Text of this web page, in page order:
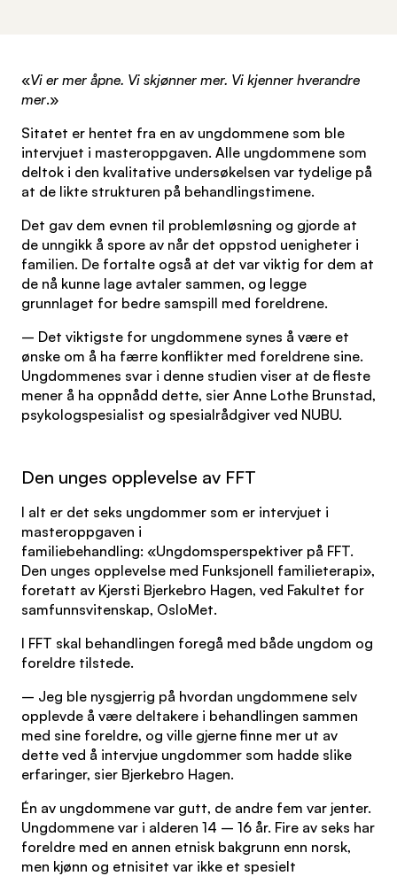
«Vi er mer åpne. Vi skjønner mer. Vi kjenner hverandre
mer.»
Sitatet er hentet fra en av ungdommene som ble
intervjuet i masteroppgaven. Alle ungdommene som
deltok i den kvalitative undersøkelsen var tydelige på
at de likte strukturen på behandlingstimene.
Det gav dem evnen til problemløsning og gjorde at
de unngikk å spore av når det oppstod uenigheter i
familien. De fortalte også at det var viktig for dem at
de nå kunne lage avtaler sammen, og legge
grunnlaget for bedre samspill med foreldrene.
– Det viktigste for ungdommene synes å være et
ønske om å ha færre konflikter med foreldrene sine.
Ungdommenes svar i denne studien viser at de fleste
mener å ha oppnådd dette, sier Anne Lothe Brunstad,
psykologspesialist og spesialrådgiver ved NUBU.
Den unges opplevelse av FFT
I alt er det seks ungdommer som er intervjuet i
masteroppgaven i
familiebehandling: «Ungdomsperspektiver på FFT.
Den unges opplevelse med Funksjonell familieterapi»,
foretatt av Kjersti Bjerkebro Hagen, ved Fakultet for
samfunnsvitenskap, OsloMet.
I FFT skal behandlingen foregå med både ungdom og
foreldre tilstede.
– Jeg ble nysgjerrig på hvordan ungdommene selv
opplevde å være deltakere i behandlingen sammen
med sine foreldre, og ville gjerne finne mer ut av
dette ved å intervjue ungdommer som hadde slike
erfaringer, sier Bjerkebro Hagen.
Én av ungdommene var gutt, de andre fem var jenter.
Ungdommene var i alderen 14 – 16 år. Fire av seks har
foreldre med en annen etnisk bakgrunn enn norsk,
men kjønn og etnisitet var ikke et spesielt